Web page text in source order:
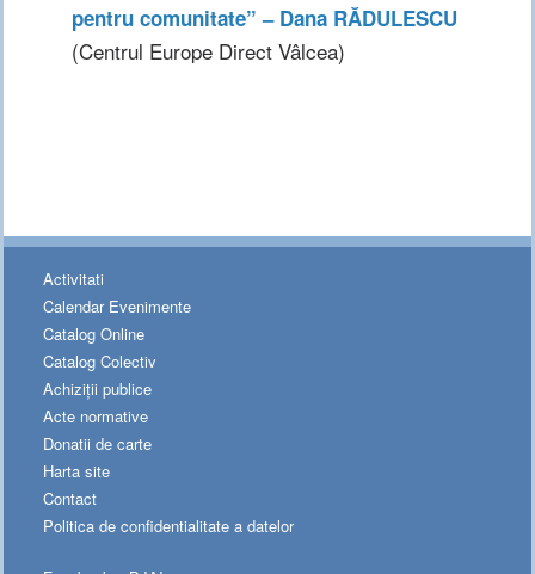
pentru comunitate” – Dana RĂDULESCU
(Centrul Europe Direct Vâlcea)
Activitati
Calendar Evenimente
Catalog Online
Catalog Colectiv
Achiziții publice
Acte normative
Donatii de carte
Harta site
Contact
Politica de confidentialitate a datelor